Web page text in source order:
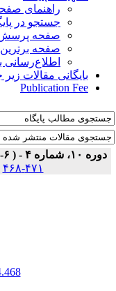
راهنمای
جستجو در
صفحه
صفحه
اطلاع‌رسانی
بایگانی مقالات زیر
Publication Fee
دوره ۱۰، شماره ۴ - ( ۶-۱۳۹۸ )
۴۷۱-۴۶۸
|